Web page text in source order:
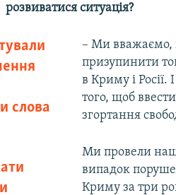
розвиватися ситуація?
слова
– Ми вважаємо,
призупинити
в Криму і Росії.
того, щоб
згортання
Ми провели
випадок
Криму за три